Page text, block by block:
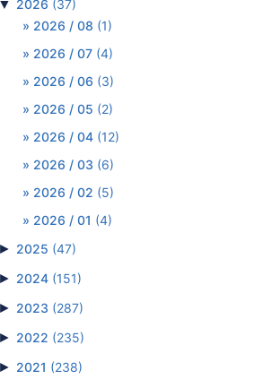
2026 (37)
2026 / 08 (1)
2026 / 07 (4)
2026 / 06 (3)
2026 / 05 (2)
2026 / 04 (12)
2026 / 03 (6)
2026 / 02 (5)
2026 / 01 (4)
2025 (47)
2024 (151)
2023 (287)
2022 (235)
2021 (238)